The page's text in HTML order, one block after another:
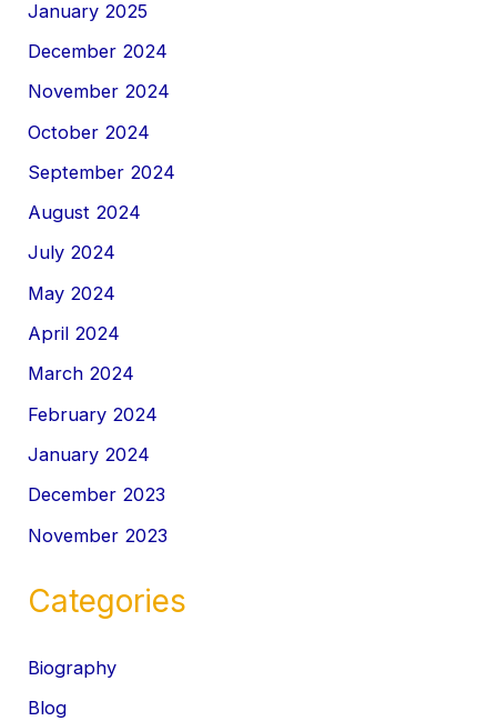
January 2025
December 2024
November 2024
October 2024
September 2024
August 2024
July 2024
May 2024
April 2024
March 2024
February 2024
January 2024
December 2023
November 2023
Categories
Biography
Blog